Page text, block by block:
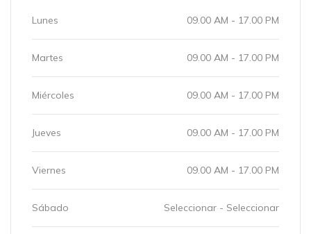
Lunes 09.00 AM - 17.00 PM
Martes 09.00 AM - 17.00 PM
Miércoles 09.00 AM - 17.00 PM
Jueves 09.00 AM - 17.00 PM
Viernes 09.00 AM - 17.00 PM
Sábado Seleccionar - Seleccionar